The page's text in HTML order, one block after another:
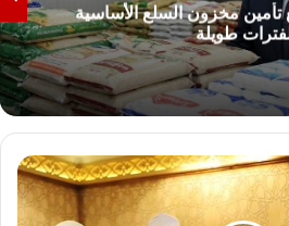
تأمين مخزون السلع الأساسية
طويلة